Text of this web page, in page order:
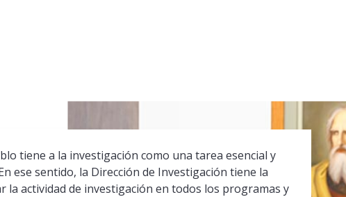
tiene a la investigación como una tarea esencial y
ese sentido, la Dirección de Investigación tiene la
la actividad de investigación en todos los programas y